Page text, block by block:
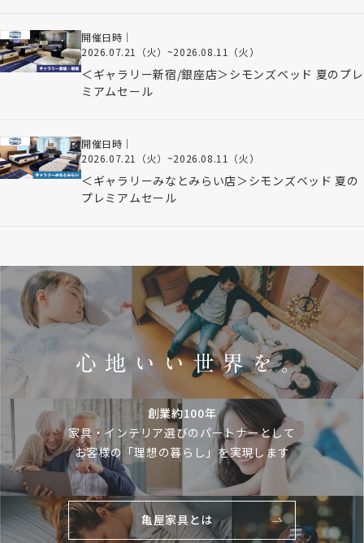
開催日時｜
2026.07.21（火） ~2026.08.11（火）
＜ギャラリー新宿/銀座店＞シモンズベッド 夏のプレ
ミアムセール
開催日時｜
2026.07.21（火） ~2026.08.11（火）
＜ギャラリーみなとみらい店＞シモンズベッド 夏の
プレミアムセール
創業約100年
家具・インテリア選びのパートナーとして
お客様の「理想の暮らし」を実現します
亀屋家具とは